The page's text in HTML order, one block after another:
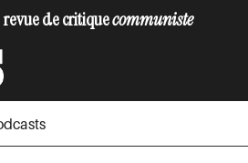
revue de critiquecommuniste